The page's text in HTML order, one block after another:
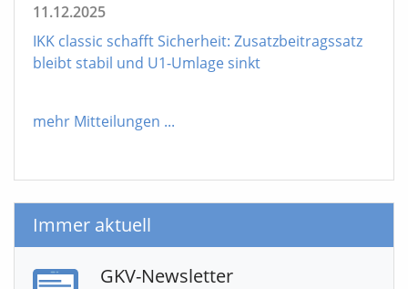
11.12.2025
IKK classic schafft Sicherheit: Zusatzbeitragssatz
bleibt stabil und U1-Umlage sinkt
mehr Mitteilungen ...
Immer aktuell
GKV-Newsletter